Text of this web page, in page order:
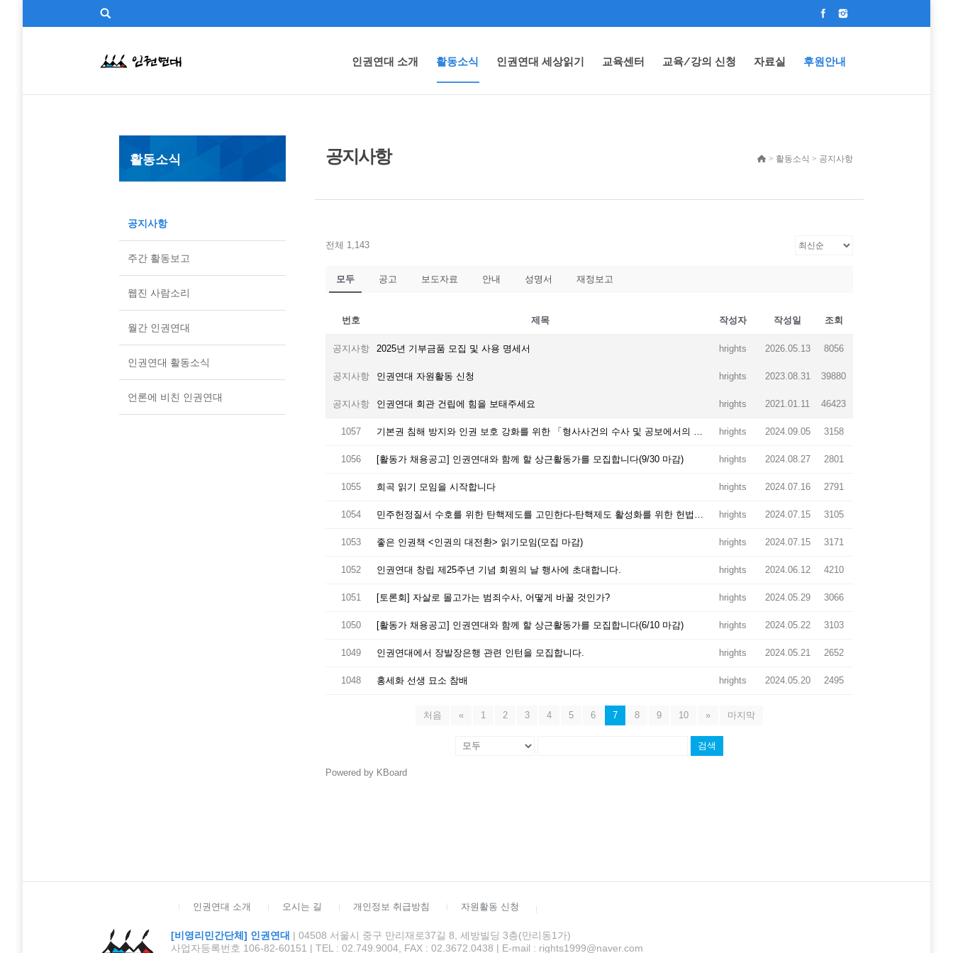
인권연대 소개 활동소식 인권연대 세상읽기 교육센터 교육/강의 신청 자료실 후원안내
활동소식
공지사항
주간 활동보고
웹진 사람소리
월간 인권연대
인권연대 활동소식
언론에 비친 인권연대
공지사항 > 활동소식 > 공지사항
전체 1,143
모두 공고 보도자료 안내 성명서 재정보고
번호 제목 작성자 작성일 조회
공지사항 2025년 기부금품 모집 및 사용 명세서 hrights 2026.05.13 8056
공지사항 인권연대 자원활동 신청 hrights 2023.08.31 39880
공지사항 인권연대 회관 건립에 힘을 보태주세요 hrights 2021.01.11 46423
1057 기본권 침해 방지와 인권 보호 강화를 위한 「형사사건의 수사 및 공보에서의 인권 보호에 관한 법률안」 일명 '이선균법' 제정안 발의 공동기자회견 hrights 2024.09.05 3158
1056 [활동가 채용공고] 인권연대와 함께 할 상근활동가를 모집합니다(9/30 마감) hrights 2024.08.27 2801
1055 희곡 읽기 모임을 시작합니다 hrights 2024.07.16 2791
1054 민주헌정질서 수호를 위한 탄핵제도를 고민한다-탄핵제도 활성화를 위한 헌법재판소의 역할 관련 전문가 토론회 hrights 2024.07.15 3105
1053 좋은 인권책 <인권의 대전환> 읽기모임(모집 마감) hrights 2024.07.15 3171
1052 인권연대 창립 제25주년 기념 회원의 날 행사에 초대합니다. hrights 2024.06.12 4210
1051 [토론회] 자살로 몰고가는 범죄수사, 어떻게 바꿀 것인가? hrights 2024.05.29 3066
1050 [활동가 채용공고] 인권연대와 함께 할 상근활동가를 모집합니다(6/10 마감) hrights 2024.05.22 3103
1049 인권연대에서 장발장은행 관련 인턴을 모집합니다. hrights 2024.05.21 2652
1048 홍세화 선생 묘소 참배 hrights 2024.05.20 2495
처음 « 1 2 3 4 5 6 7 8 9 10 » 마지막
검색
Powered by KBoard
인권연대 소개 오시는 길 개인정보 취급방침 자원활동 신청
[비영리민간단체] 인권연대 | 04508 서울시 중구 만리재로37길 8, 세방빌딩 3층(만리동1가)
사업자등록번호 106-82-60151 | TEL : 02.749.9004, FAX : 02.3672.0438 | E-mail : rights1999@naver.com